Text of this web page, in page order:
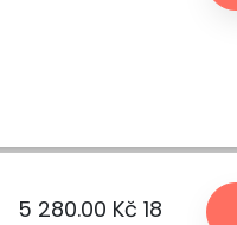
5 280.00 Kč 18